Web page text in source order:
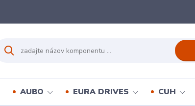
AUBO EURA DRIVES CUH